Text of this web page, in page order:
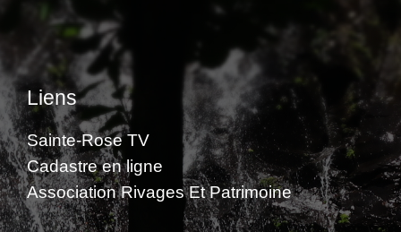
Liens
Sainte-Rose TV
Cadastre en ligne
Association Rivages Et Patrimoine